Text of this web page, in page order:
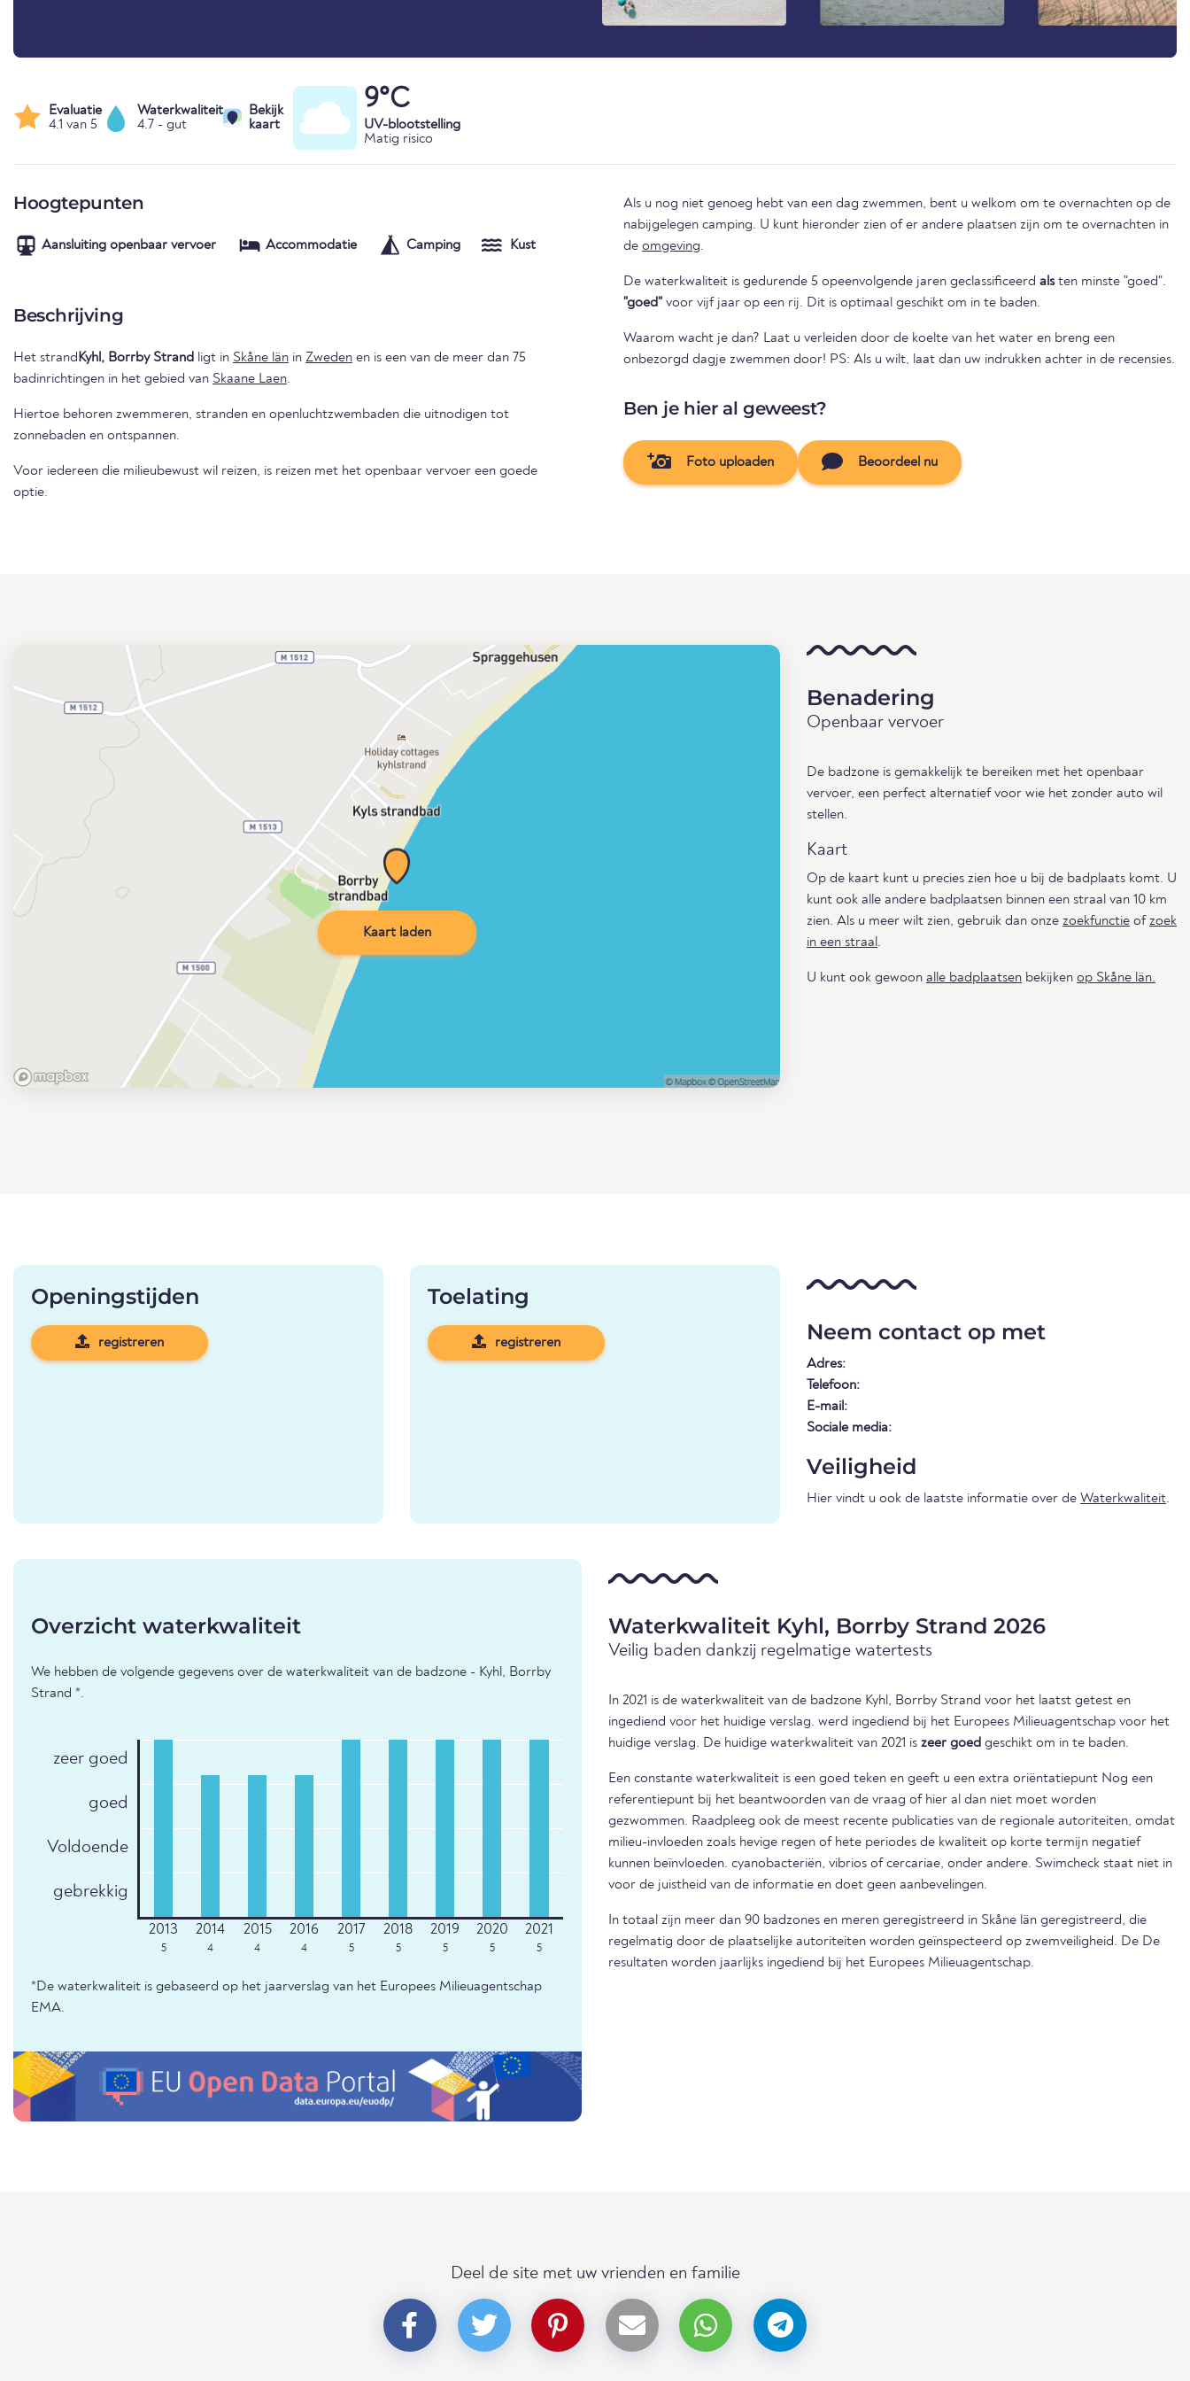
Evaluatie
4.1 van 5
Waterkwaliteit
4.7 - gut
Bekijk
kaart
9°C
UV-blootstelling
Matig risico
Hoogtepunten
Aansluiting openbaar vervoer Accommodatie Camping Kust
Beschrijving
Het strand Kyhl, Borrby Strand ligt in Skåne län in Zweden en is een van de meer dan 75
badinrichtingen in het gebied van Skaane Laen.
Hiertoe behoren zwemmeren, stranden en openluchtzwembaden die uitnodigen tot
zonnebaden en ontspannen.
Voor iedereen die milieubewust wil reizen, is reizen met het openbaar vervoer een goede
optie.
Als u nog niet genoeg hebt van een dag zwemmen, bent u welkom om te overnachten op de
nabijgelegen camping. U kunt hieronder zien of er andere plaatsen zijn om te overnachten in
de omgeving.
De waterkwaliteit is gedurende 5 opeenvolgende jaren geclassificeerd alsten minste "goed".
"goed" voor vijf jaar op een rij. Dit is optimaal geschikt om in te baden.
Waarom wacht je dan? Laat u verleiden door de koelte van het water en breng een
onbezorgd dagje zwemmen door! PS: Als u wilt, laat dan uw indrukken achter in de recensies.
Ben je hier al geweest?
Foto uploaden Beoordeel nu
Kaart laden
Benadering
Openbaar vervoer
De badzone is gemakkelijk te bereiken met het openbaar
vervoer, een perfect alternatief voor wie het zonder auto wil
stellen.
Kaart
Op de kaart kunt u precies zien hoe u bij de badplaats komt. U
kunt ook alle andere badplaatsen binnen een straal van 10 km
zien. Als u meer wilt zien, gebruik dan onze zoekfunctie ofzoek
in een straal .
U kunt ook gewoon alle badplaatsen bekijken op Skåne län.
Openingstijden
registreren
Toelating
registreren Neem contact op met
Adres:
Telefoon:
E-mail:
Sociale media:
Veiligheid
Hier vindt u ook de laatste informatie over de Waterkwaliteit.
Overzicht waterkwaliteit
We hebben de volgende gegevens over de waterkwaliteit van de badzone - Kyhl, Borrby
Strand *.
zeer goed
goed
Voldoende
gebrekkig
5 4 4 4 5 5 5 5 5
*De waterkwaliteit is gebaseerd op het jaarverslag van het Europees Milieuagentschap
EMA.
Waterkwaliteit Kyhl, Borrby Strand 2026
Veilig baden dankzij regelmatige watertests
In 2021 is de waterkwaliteit van de badzone Kyhl, Borrby Strand voor het laatst getest en
ingediend voor het huidige verslag. werd ingediend bij het Europees Milieuagentschap voor het
huidige verslag. De huidige waterkwaliteit van 2021 is zeer goed geschikt om in te baden.
Een constante waterkwaliteit is een goed teken en geeft u een extra oriëntatiepunt Nog een
referentiepunt bij het beantwoorden van de vraag of hier al dan niet moet worden
gezwommen. Raadpleeg ook de meest recente publicaties van de regionale autoriteiten, omdat
milieu-invloeden zoals hevige regen of hete periodes de kwaliteit op korte termijn negatief
kunnen beïnvloeden. cyanobacteriën, vibrios of cercariae, onder andere. Swimcheck staat niet in
voor de juistheid van de informatie en doet geen aanbevelingen.
In totaal zijn meer dan 90 badzones en meren geregistreerd in Skåne län geregistreerd, die
regelmatig door de plaatselijke autoriteiten worden geïnspecteerd op zwemveiligheid. De De
resultaten worden jaarlijks ingediend bij het Europees Milieuagentschap.
Deel de site met uw vrienden en familie